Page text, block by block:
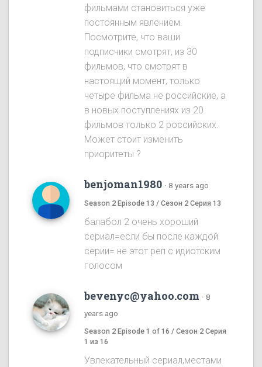
фильмами становиться уже
постоянным явлением.
Посмотрите, что ваши
подписчики смотрят, из 30
фильмов, что смотрят в
настоящий момент, только
четыре фильма не российские, а
в новых поступлениях из 20
фильмов только 2 российских.
Может стоит изменить
приоритеты ?
benjoman1980 · 8 years ago
Season 2 Episode 13 / Сезон 2 Серия 13
балабол 2 очень хороший
сериал=если бы после каждой
серии= не этот реп с идиотским
голосом
bevenyc@yahoo.com · 8
years ago
Season 2 Episode 1 of 16 / Сезон 2 Серия
1 из 16
Увлекательный сериал,местами